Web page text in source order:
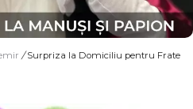
/ Surpriza la Domiciliu pentru Frate